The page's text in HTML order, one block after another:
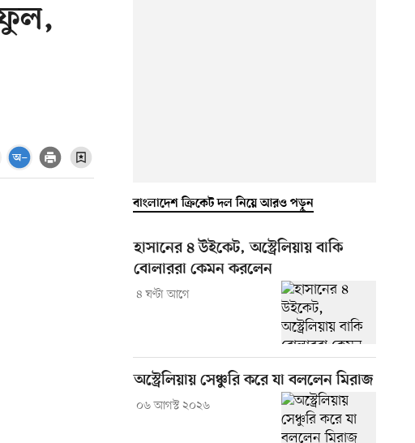
বাংলাদেশ ক্রিকেট দল নিয়ে আরও পড়ুন
হাসানের ৪ উইকেট, অস্ট্রেলিয়ায় বাকি
বোলাররা কেমন করলেন
৪ ঘণ্টা আগে
অস্ট্রেলিয়ায় সেঞ্চুরি করে যা বললেন মিরাজ
০৬ আগস্ট ২০২৬